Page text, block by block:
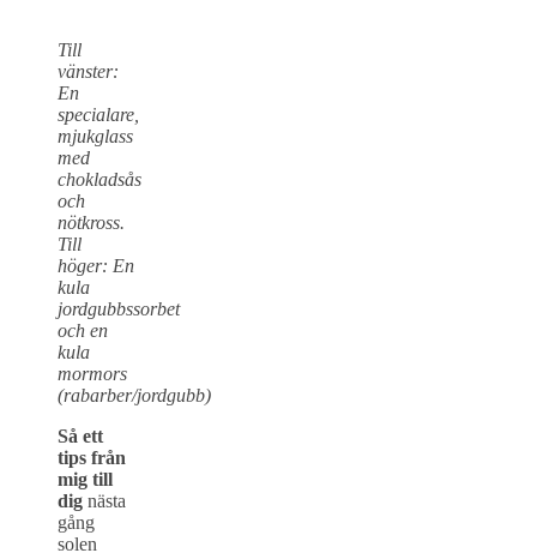
Till
vänster:
En
specialare,
mjukglass
med
chokladsås
och
nötkross.
Till
höger: En
kula
jordgubbssorbet
och en
kula
mormors
(rabarber/jordgubb)
Så ett
tips från
mig till
dig nästa
gång
solen